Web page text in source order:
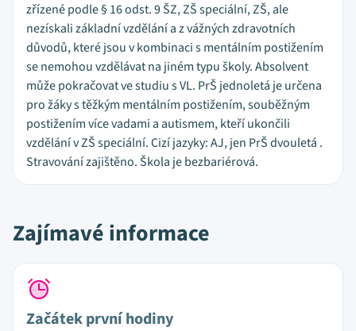
zřízené podle § 16 odst. 9 ŠZ, ZŠ speciální, ZŠ, ale
nezískali základní vzdělání a z vážných zdravotních
důvodů, které jsou v kombinaci s mentálním postižením
se nemohou vzdělávat na jiném typu školy. Absolvent
může pokračovat ve studiu s VL. PrŠ jednoletá je určena
pro žáky s těžkým mentálním postižením, souběžným
postižením více vadami a autismem, kteří ukončili
vzdělání v ZŠ speciální. Cizí jazyky: AJ, jen PrŠ dvouletá .
Stravování zajištěno. Škola je bezbariérová.
Zajímavé informace
Začátek první hodiny